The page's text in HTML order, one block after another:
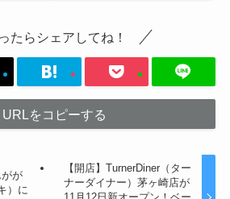
たらシェアしてね！
URLをコピーする
がが
）に
【開店】TurnerDiner（ター
ナーダイナー）茅ヶ崎店が